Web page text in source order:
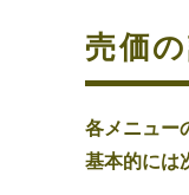
売価
各メニュー
基本的には